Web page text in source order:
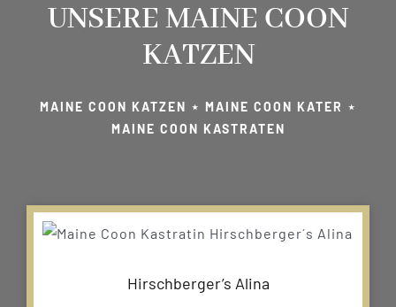
UNSERE MAINE COON
KATZEN
MAINE COON KATZEN ⋆ MAINE COON KATER ⋆
MAINE COON KASTRATEN
Hirschberger’s Alina